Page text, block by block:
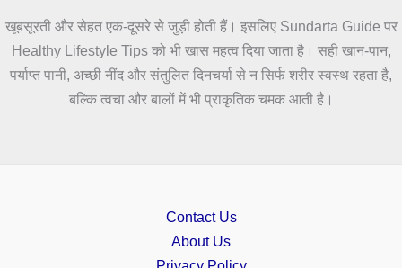
खूबसूरती और सेहत एक-दूसरे से जुड़ी होती हैं। इसलिए Sundarta Guide पर
Healthy Lifestyle Tips को भी खास महत्व दिया जाता है। सही खान-पान,
पर्याप्त पानी, अच्छी नींद और संतुलित दिनचर्या से न सिर्फ शरीर स्वस्थ रहता है,
बल्कि त्वचा और बालों में भी प्राकृतिक चमक आती है।
Contact Us
About Us